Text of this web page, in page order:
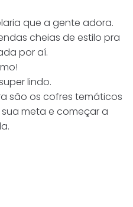
que a gente adora.
cheias de estilo pra
por aí.
lindo.
são os cofres temáticos
meta e começar a